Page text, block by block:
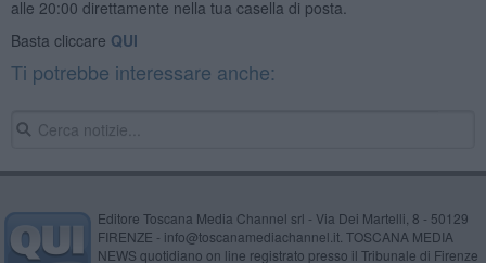
alle 20:00 direttamente nella tua casella di posta.
Basta cliccare QUI
Ti potrebbe interessare anche:
Editore Toscana Media Channel srl - Via Dei Martelli, 8 - 50129
FIRENZE - info@toscanamediachannel.it. TOSCANA MEDIA
NEWS quotidiano on line registrato presso il Tribunale di Firenze